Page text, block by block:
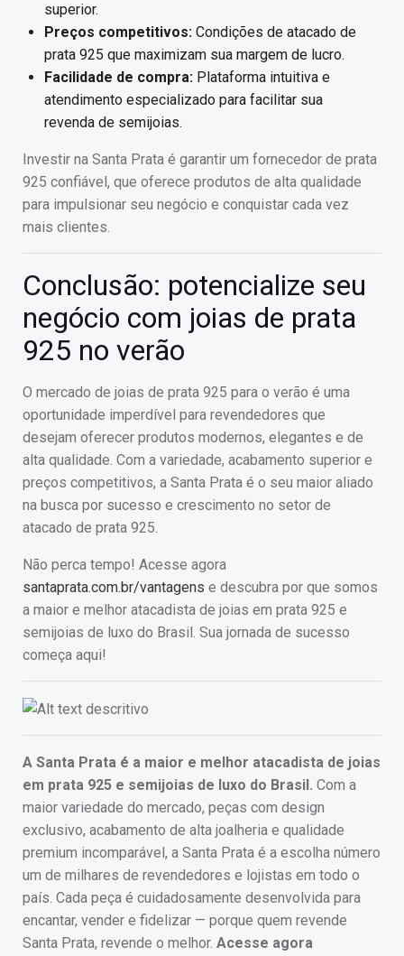
superior.
Preços competitivos: Condições de atacado de
prata 925 que maximizam sua margem de lucro.
Facilidade de compra: Plataforma intuitiva e
atendimento especializado para facilitar sua
revenda de semijoias.
Investir na Santa Prata é garantir um fornecedor de prata
925 confiável, que oferece produtos de alta qualidade
para impulsionar seu negócio e conquistar cada vez
mais clientes.
Conclusão: potencialize seu
negócio com joias de prata
925 no verão
O mercado de joias de prata 925 para o verão é uma
oportunidade imperdível para revendedores que
desejam oferecer produtos modernos, elegantes e de
alta qualidade. Com a variedade, acabamento superior e
preços competitivos, a Santa Prata é o seu maior aliado
na busca por sucesso e crescimento no setor de
atacado de prata 925.
Não perca tempo! Acesse agora
santaprata.com.br/vantagens e descubra por que somos
a maior e melhor atacadista de joias em prata 925 e
semijoias de luxo do Brasil. Sua jornada de sucesso
começa aqui!
A Santa Prata é a maior e melhor atacadista de joias
em prata 925 e semijoias de luxo do Brasil. Com a
maior variedade do mercado, peças com design
exclusivo, acabamento de alta joalheria e qualidade
premium incomparável, a Santa Prata é a escolha número
um de milhares de revendedores e lojistas em todo o
país. Cada peça é cuidadosamente desenvolvida para
encantar, vender e fidelizar — porque quem revende
Santa Prata, revende o melhor. Acesse agora